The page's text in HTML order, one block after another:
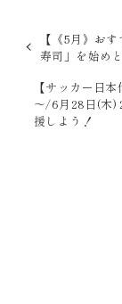
【《5月》お
寿司」を始め
【サッカー日
～/6月28日(木)
援しよう！